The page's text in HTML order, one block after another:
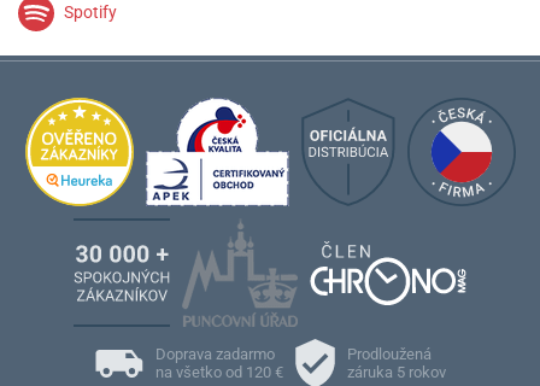
Spotify
Doprava zadarmo
na všetko od 120 €
Prodloužená
záruka 5 rokov